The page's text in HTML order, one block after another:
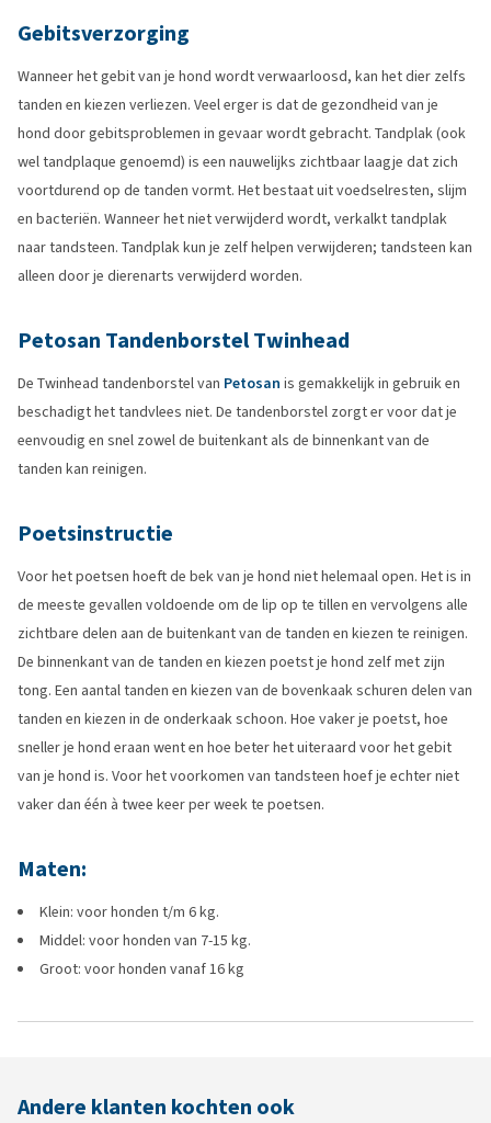
Gebitsverzorging
Wanneer het gebit van je hond wordt verwaarloosd, kan het dier zelfs
tanden en kiezen verliezen. Veel erger is dat de gezondheid van je
hond door gebitsproblemen in gevaar wordt gebracht. Tandplak (ook
wel tandplaque genoemd) is een nauwelijks zichtbaar laagje dat zich
voortdurend op de tanden vormt. Het bestaat uit voedselresten, slijm
en bacteriën. Wanneer het niet verwijderd wordt, verkalkt tandplak
naar tandsteen. Tandplak kun je zelf helpen verwijderen; tandsteen kan
alleen door je dierenarts verwijderd worden.
Petosan Tandenborstel Twinhead
De Twinhead tandenborstel van Petosan is gemakkelijk in gebruik en
beschadigt het tandvlees niet. De tandenborstel zorgt er voor dat je
eenvoudig en snel zowel de buitenkant als de binnenkant van de
tanden kan reinigen.
Poetsinstructie
Voor het poetsen hoeft de bek van je hond niet helemaal open. Het is in
de meeste gevallen voldoende om de lip op te tillen en vervolgens alle
zichtbare delen aan de buitenkant van de tanden en kiezen te reinigen.
De binnenkant van de tanden en kiezen poetst je hond zelf met zijn
tong. Een aantal tanden en kiezen van de bovenkaak schuren delen van
tanden en kiezen in de onderkaak schoon. Hoe vaker je poetst, hoe
sneller je hond eraan went en hoe beter het uiteraard voor het gebit
van je hond is. Voor het voorkomen van tandsteen hoef je echter niet
vaker dan één à twee keer per week te poetsen.
Maten:
Klein: voor honden t/m 6 kg.
Middel: voor honden van 7-15 kg.
Groot: voor honden vanaf 16 kg
Andere klanten kochten ook